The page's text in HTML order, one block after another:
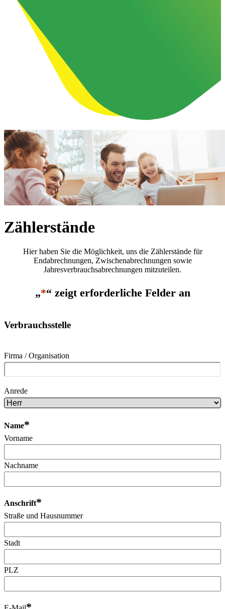
Zählerstände
Hier haben Sie die Möglichkeit, uns die Zählerstände für
Endabrechnungen, Zwischenabrechnungen sowie
Jahresverbrauchsabrechnungen mitzuteilen.
„*“ zeigt erforderliche Felder an
Verbrauchsstelle
Firma / Organisation
Anrede
Name*
Vorname
Nachname
Anschrift*
Straße und Hausnummer
Stadt
PLZ